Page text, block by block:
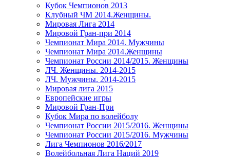
Кубок Чемпионов 2013
Клубный ЧМ 2014.Женщины.
Мировая Лига 2014
Мировой Гран-при 2014
Чемпионат Мира 2014. Мужчины
Чемпионат Мира 2014.Женщины
Чемпионат России 2014/2015. Женщины
ЛЧ. Женщины. 2014-2015
ЛЧ. Мужчины. 2014-2015
Мировая лига 2015
Европейские игры
Мировой Гран-При
Кубок Мира по волейболу
Чемпионат России 2015/2016. Женщины
Чемпионат России 2015/2016. Мужчины
Лига Чемпионов 2016/2017
Волейбольная Лига Наций 2019